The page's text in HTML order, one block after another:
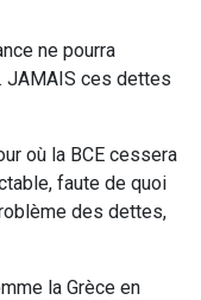
ne pourra
JAMAIS ces dettes
où la BCE cessera
faute de quoi
des dettes,
la Grèce en